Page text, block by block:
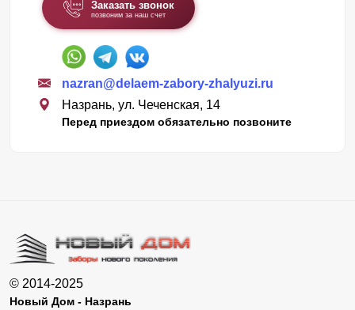
Заказать звонок
позвоним за наш счет
nazran@delaem-zabory-zhalyuzi.ru
Назрань, ул. Чеченская, 14
Перед приездом обязательно позвоните
© 2014-2025
Новый Дом - Назрань